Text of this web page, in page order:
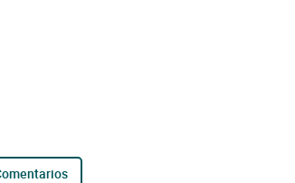
comentarios